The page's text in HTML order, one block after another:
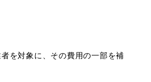
を対象に、その費用の一部を補